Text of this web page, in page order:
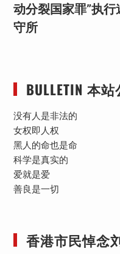
动分裂国家罪”执
守所
BULLETIN 本
没有人是非法的
女权即人权
黑人的命也是命
科学是真实的
爱就是爱
善良是一切
香港市民悼念